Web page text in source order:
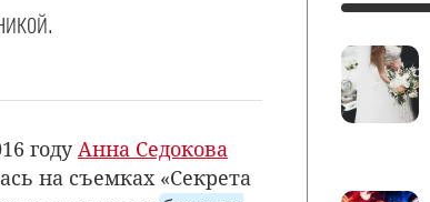
году Анна Седокова
на съемках «Секрета